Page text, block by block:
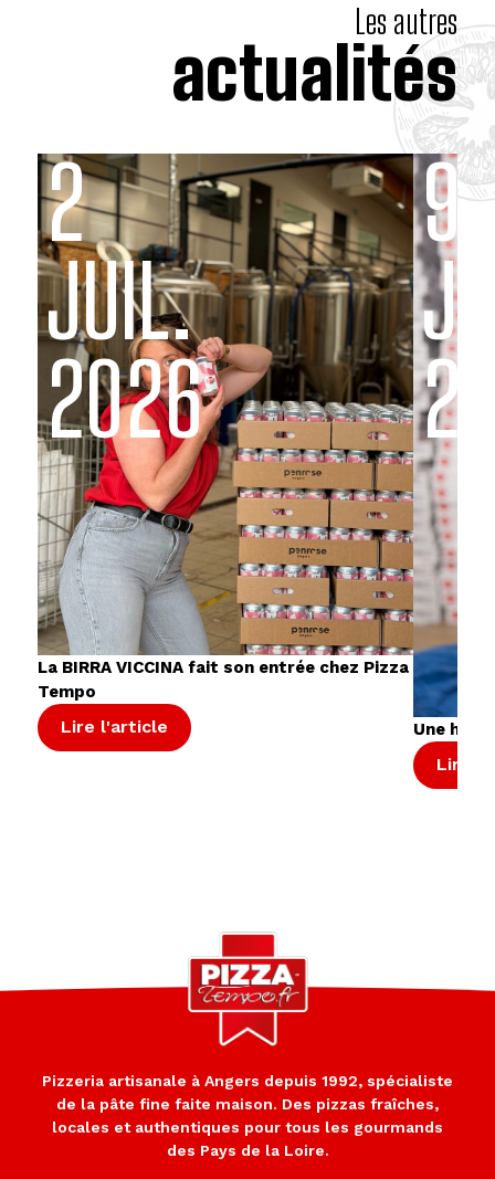
Les autres
actualités
2
JUIL.
2026
La BIRRA VICCINA fait son entrée chez Pizza
Tempo
Lire l'article
9
Une
Lire
Pizzeria artisanale à Angers depuis 1992, spécialiste
de la pâte fine faite maison. Des pizzas fraîches,
locales et authentiques pour tous les gourmands
des Pays de la Loire.